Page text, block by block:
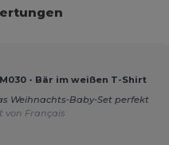
- Bär im weißen T-Shirt
Weihnachts-Baby-Set perfekt
von Français